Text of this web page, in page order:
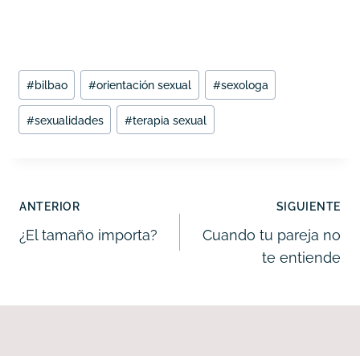
Etiquetas
de
la
#bilbao #orientación sexual #sexologa
#sexualidades #terapia sexual
Navegación
de
ANTERIOR
¿El tamaño importa?
SIGUIENTE
Cuando tu pareja no
te entiende